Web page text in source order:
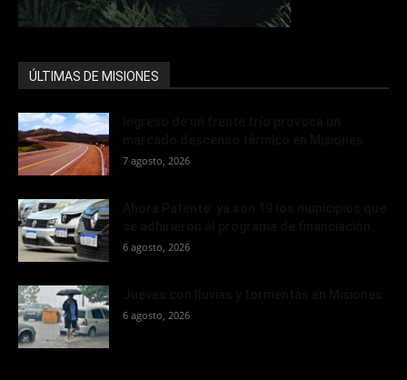
ÚLTIMAS DE MISIONES
7 agosto, 2026
6 agosto, 2026
6 agosto, 2026